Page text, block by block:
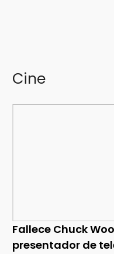
Cine
Fallece Chuck
presentador de